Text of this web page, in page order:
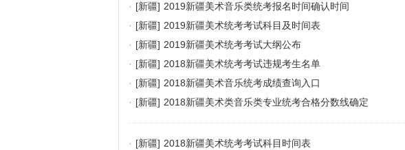
· [新疆] 2019新疆美术音乐类统考报名时间确认时间
· [新疆] 2019新疆美术统考考试科目及时间表
· [新疆] 2019新疆美术统考考试大纲公布
· [新疆] 2018新疆美术统考考试违规考生名单
· [新疆] 2018新疆美术音乐统考成绩查询入口
· [新疆] 2018新疆美术类音乐类专业统考合格分数线确定
· [新疆] 2018新疆美术统考考试科目时间表